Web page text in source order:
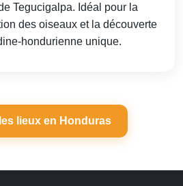
Tegucigalpa. Idéal pour la
des oiseaux et la découverte
hondurienne unique.
lieux en Honduras